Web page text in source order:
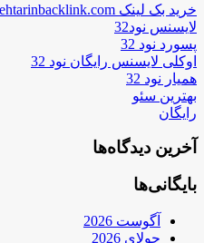
خرید بک لینک behtarinbacklink.com
لایسنس نود32
پسورد نود 32
اوکلی لایسنس رایگان نود 32
همیار نود 32
بهترین سئو
رایگان
آخرین دیدگاه‌ها
بایگانی‌ها
آگوست 2026
جولای 2026